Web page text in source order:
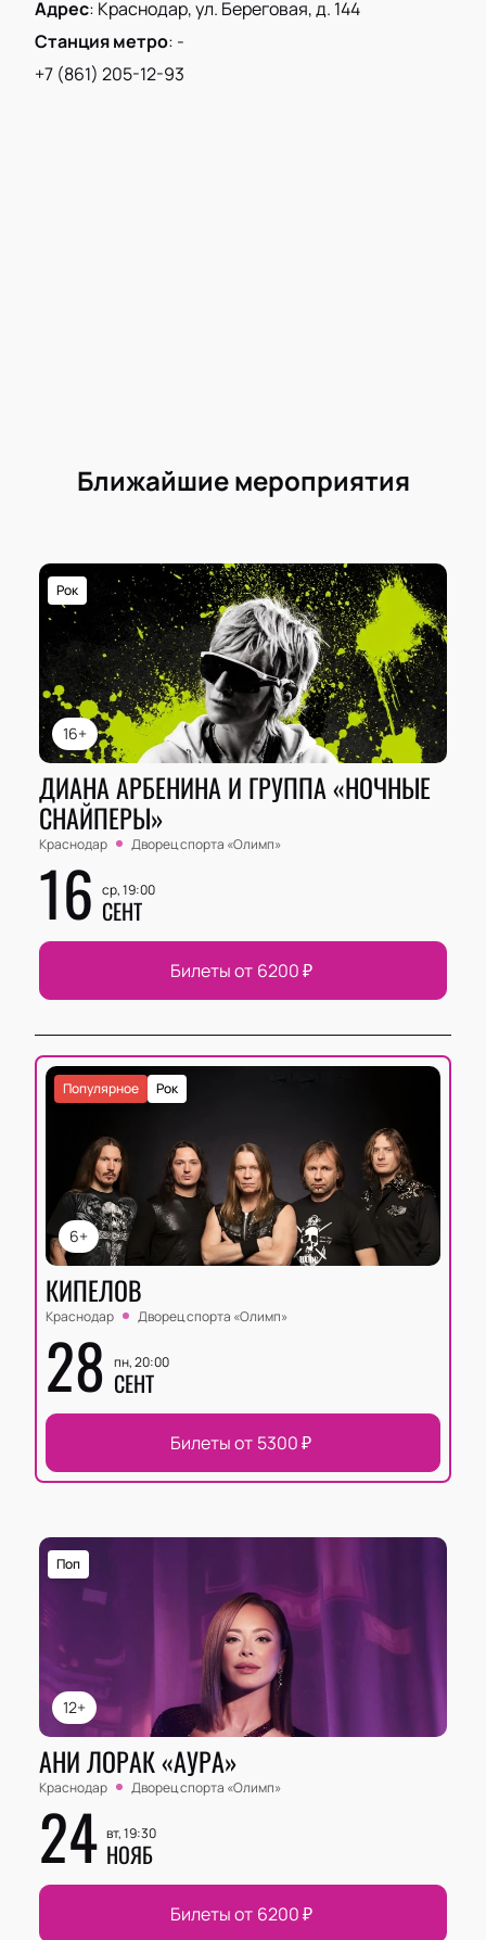
отличного настроения. Будьте в курсе последних
новостей и актуальной информации о концерте
Арменчика, следите за страницей мероприятия на
нашем сайте.
Адрес: Краснодар, ул. Береговая, д. 144
Станция метро: -
+7 (861) 205-12-93
Ближайшие мероприятия
16+
Рок
ДИАНА АРБЕНИНА И ГРУППА «НОЧНЫЕ
СНАЙПЕРЫ»
Краснодар Дворец спорта «‎Олимп»
16 ср, 19:00
СЕНТ
Билеты от 6200₽
6+
Рок
Популярное
КИПЕЛОВ
Краснодар Дворец спорта «‎Олимп»
28 пн, 20:00
СЕНТ
Билеты от 5300₽
12+
Поп
АНИ ЛОРАК «АУРА»
Краснодар Дворец спорта «‎Олимп»
24 вт, 19:30
НОЯБ
Билеты от 6200₽